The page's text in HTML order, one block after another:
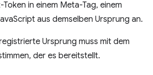
Token in einem Meta-Tag, einem
aus demselben Ursprung an.
Ursprung muss mit dem
der es bereitstellt.